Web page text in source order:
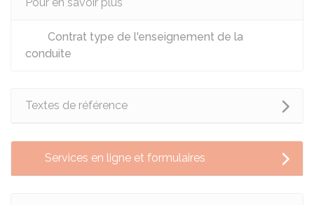
Contrat type de l'enseignement de la
conduite
Textes de référence
Services en ligne et formulaires